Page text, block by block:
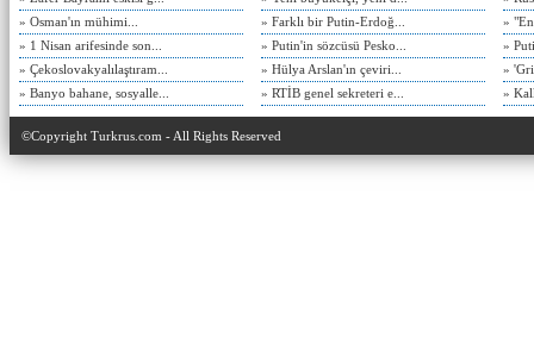
» Osman'ın mühimi...
» 1 Nisan arifesinde son...
» Çekoslovakyalılaştıram...
» Banyo bahane, sosyalle...
» Farklı bir Putin-Erdoğ...
» Putin'in sözcüsü Pesko...
» Hülya Arslan'ın çeviri...
» RTİB genel sekreteri e...
»
»
»
»
©Copyright Turkrus.com - All Rights Reserved